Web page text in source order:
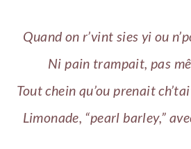
Quand on r’vint sies yi ou
Ni pain trampait, pas
Tout chein qu’ou prenait
Limonade, “pearl barley,”